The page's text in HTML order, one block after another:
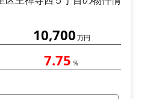
10,700 万円
7.75 ％